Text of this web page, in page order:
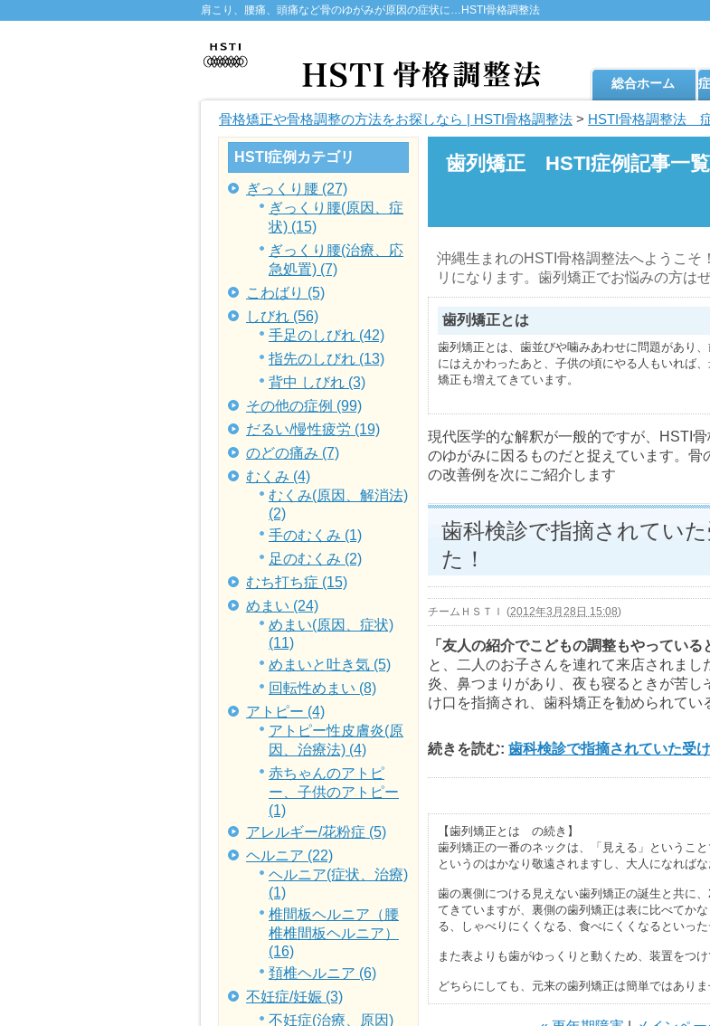
肩こり、腰痛、頭痛など骨のゆがみが原因の症状に…HSTI骨格調整法
総合ホーム
骨格矯正や骨格調整の方法をお探しなら | HSTI骨格調整法 > HSTI骨格調整法
歯列矯正 HSTI症例記事一覧
沖縄生まれのHSTI骨格調整法へようこ
リになります。歯列矯正でお悩みの方は
歯列矯正とは
歯列矯正とは、歯並びや噛みあわせに問題があり
にはえかわったあと、子供の頃にやる人もいれば
矯正も増えてきています。
現代医学的な解釈が一般的ですが、HSTI
のゆがみに因るものだと捉えています。
の改善例を次にご紹介します
歯科検診で指摘されてい
た！
チームＨＳＴＩ (2012年3月28日 15:08)
「友人の紹介でこどもの調整もやってい
と、二人のお子さんを連れて来店されま
炎、鼻つまりがあり、夜も寝るときが苦
け口を指摘され、歯科矯正を勧められてい
続きを読む: 歯科検診で指摘されていた受
【歯列矯正とは の続き】
歯列矯正の一番のネックは、「見える」というこ
というのはかなり敬遠されますし、大人になれば
歯の裏側につける見えない歯列矯正の誕生と共に
てきていますが、裏側の歯列矯正は表に比べてか
る、しゃべりにくくなる、食べにくくなるといった
また表よりも歯がゆっくりと動くため、装置をつ
どちらにしても、元来の歯列矯正は簡単ではありま
HSTI症例カテゴリ
ぎっくり腰 (27)
ぎっくり腰(原因、症
状) (15)
ぎっくり腰(治療、応
急処置) (7)
こわばり (5)
しびれ (56)
手足のしびれ (42)
指先のしびれ (13)
背中 しびれ (3)
その他の症例 (99)
だるい/慢性疲労 (19)
のどの痛み (7)
むくみ (4)
むくみ(原因、解消法)
(2)
手のむくみ (1)
足のむくみ (2)
むち打ち症 (15)
めまい (24)
めまい(原因、症状)
(11)
めまいと吐き気 (5)
回転性めまい (8)
アトピー (4)
アトピー性皮膚炎(原
因、治療法) (4)
赤ちゃんのアトピ
ー、子供のアトピー
(1)
アレルギー/花粉症 (5)
ヘルニア (22)
ヘルニア(症状、治療)
(1)
椎間板ヘルニア（腰
椎椎間板ヘルニア）
(16)
頚椎ヘルニア (6)
不妊症/妊娠 (3)
不妊症(治療、原因)